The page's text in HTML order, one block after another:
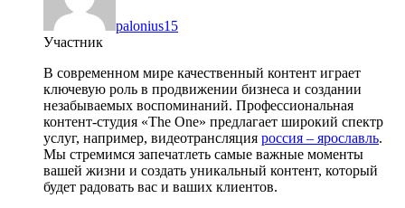
palonius15
Участник
В современном мире качественный контент играет
ключевую роль в продвижении бизнеса и создании
незабываемых воспоминаний. Профессиональная
контент-студия «The One» предлагает широкий спектр
услуг, например, видеотрансляция россия – ярославль.
Мы стремимся запечатлеть самые важные моменты
вашей жизни и создать уникальный контент, который
будет радовать вас и ваших клиентов.